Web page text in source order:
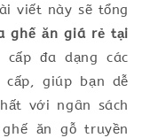
viết này sẽ tổng
ghế ăn giá rẻ tại
cấp đa dạng các
giúp bạn dễ
với ngân sách
ăn gỗ truyền